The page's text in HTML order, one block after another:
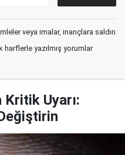
veya imalar, inançlara saldırı
harflerle yazılmış yorumlar
Kritik Uyarı: